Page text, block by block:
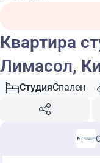
Квартира
Лимасол,
СтудияСпален